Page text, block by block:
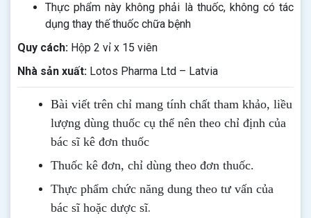
Thực phẩm này không phải là thuốc, không có tác
dụng thay thế thuốc chữa bệnh
Quy cách: Hộp 2 vỉ x 15 viên
Nhà sản xuất: Lotos Pharma Ltd – Latvia
Bài viết trên chỉ mang tính chất tham khảo, liều
lượng dùng thuốc cụ thể nên theo chỉ định của
bác sĩ kê đơn thuốc
Thuốc kê đơn, chỉ dùng theo đơn thuốc.
Thực phẩm chức năng dung theo tư vấn của
bác sĩ hoặc dược sĩ.